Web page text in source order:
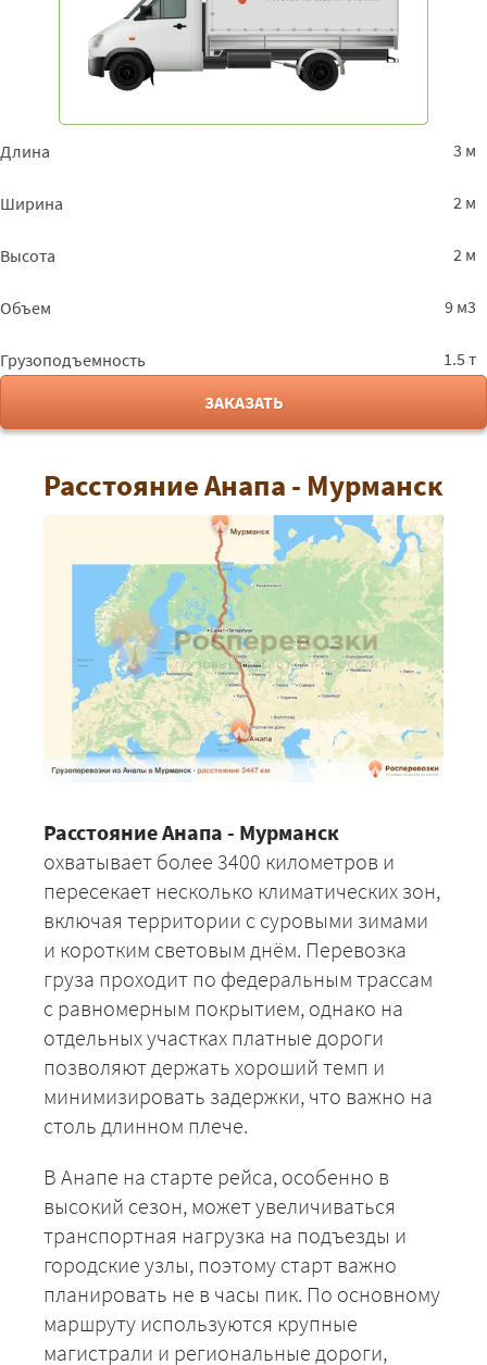
Длина 3 м
Ширина 2 м
Высота 2 м
Объем 9 м3
Грузоподъемность
1.5 т
ЗАКАЗАТЬ
Расстояние Анапа - Мурманск
Расстояние Анапа - Мурманск
охватывает более 3400 километров и
пересекает несколько климатических зон,
включая территории с суровыми зимами
и коротким световым днём. Перевозка
груза проходит по федеральным трассам
с равномерным покрытием, однако на
отдельных участках платные дороги
позволяют держать хороший темп и
минимизировать задержки, что важно на
столь длинном плече.
В Анапе на старте рейса, особенно в
высокий сезон, может увеличиваться
транспортная нагрузка на подъезды и
городские узлы, поэтому старт важно
планировать не в часы пик. По основному
маршруту используются крупные
магистрали и региональные дороги,